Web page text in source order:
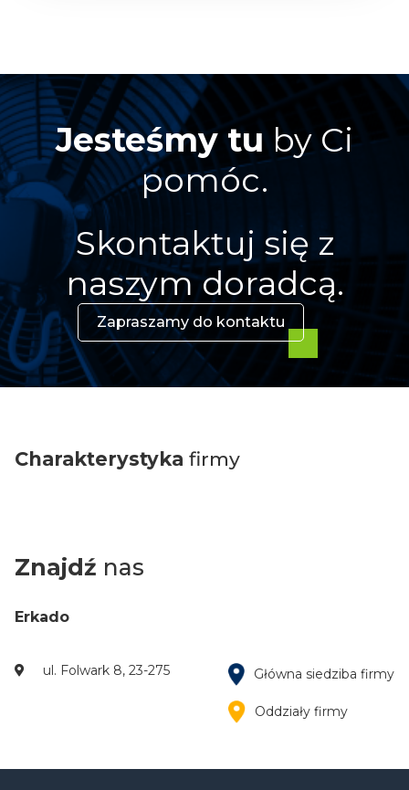
Jesteśmy tu by Ci
pomóc.
Skontaktuj się z
naszym doradcą.
Zapraszamy do kontaktu
Charakterystyka firmy
Znajdź nas
Erkado
ul. Folwark 8, 23-275 Główna siedziba firmy
Oddziały firmy